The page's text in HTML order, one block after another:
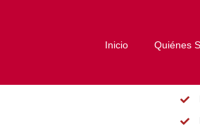
Inicio Quiénes